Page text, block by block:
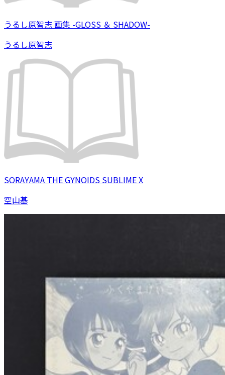
うるし原智志 画集 -GLOSS ＆ SHADOW-
うるし原智志
SORAYAMA THE GYNOIDS SUBLIME X
空山基